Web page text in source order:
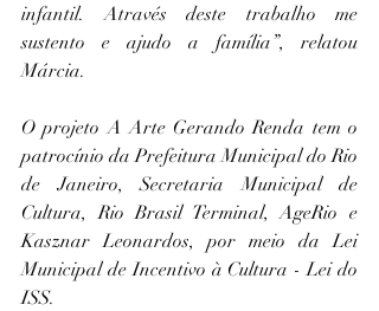
infantil. Através deste trabalho me
sustento e ajudo a família”, relatou
Márcia.
O projeto A Arte Gerando Renda tem o
patrocínio da Prefeitura Municipal do Rio
de Janeiro, Secretaria Municipal de
Cultura, Rio Brasil Terminal, AgeRio e
Kasznar Leonardos, por meio da Lei
Municipal de Incentivo à Cultura - Lei do
ISS.